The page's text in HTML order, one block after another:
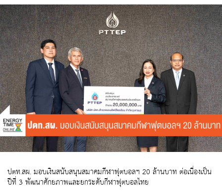
ปตท.สผ. มอบเงินสนับสนุนสมาคมกีฬาฟุตบอลฯ 20 ล้านบาท ต่อเนื่องเป็น
ปีที่ 3 พัฒนาศักยภาพและยกระดับกีฬาฟุตบอลไทย